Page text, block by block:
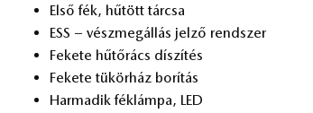
Első fék, hű­tött tár­csa
ESS – vész­meg­ál­lás jel­ző rend­szer
Fe­ke­te hű­tő­rács dí­szí­tés
Fe­ke­te tü­kör­ház bo­rí­tás
Har­ma­dik fék­lám­pa, LED